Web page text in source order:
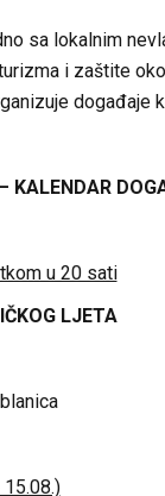
sa lokalnim
i zaštite
događaje
KALENDAR
u 20 sati
LJETA